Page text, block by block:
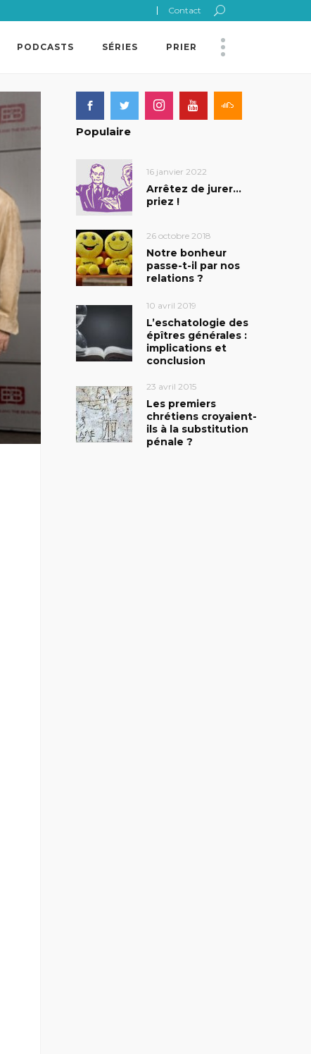
Contact
PODCASTS SÉRIES PRIER
Populaire
16 janvier 2022
Arrêtez de jurer…
priez !
26 octobre 2018
Notre bonheur
passe-t-il par nos
relations ?
10 avril 2019
L’eschatologie des
épîtres générales :
implications et
conclusion
23 avril 2015
Les premiers
chrétiens croyaient-
ils à la substitution
pénale ?